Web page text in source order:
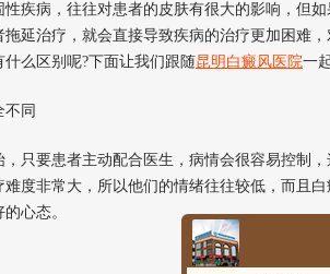
病，往往对患者的皮肤有很大的影响，但如
延治疗，就会直接导致疾病的治疗更加困难
么区别呢?下面让我们跟随昆明白癜风医院一
同
要患者主动配合医生，病情会很容易控制，
难度非常大，所以他们的情绪往往较低，而且
心态。